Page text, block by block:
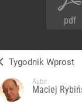
pdf
Tygodnik Wprost
Autor:
Maciej